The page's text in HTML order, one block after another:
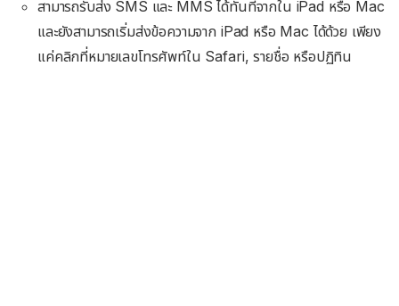
สามารถรับส่ง SMS และ MMS ได้ทันทีจากใน iPad หรือ Mac
และยังสามารถเริ่มส่งข้อความจาก iPad หรือ Mac ได้ด้วย เพียง
แค่คลิกที่หมายเลขโทรศัพท์ใน Safari, รายชื่อ หรือปฏิทิน